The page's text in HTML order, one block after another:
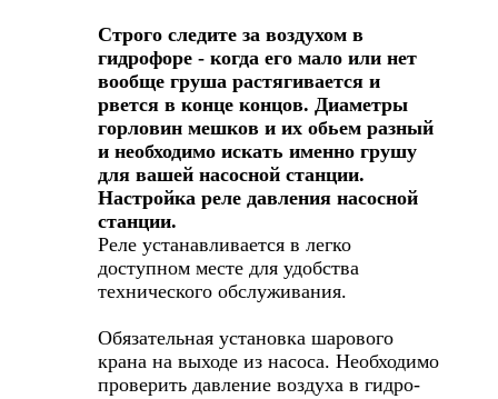
Строго следите за воздухом в
гидрофоре - когда его мало или нет
вообще груша растягивается и
рвется в конце концов. Диаметры
горловин мешков и их обьем разный
и необходимо искать именно грушу
для вашей насосной станции.
Настройка реле давления насосной
станции.
Реле устанавливается в легко
доступном месте для удобства
технического обслуживания.
Обязательная установка шарового
крана на выходе из насоса. Необходимо
проверить давление воздуха в гидро-